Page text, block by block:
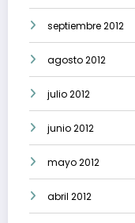
septiembre 2012
agosto 2012
julio 2012
junio 2012
mayo 2012
abril 2012